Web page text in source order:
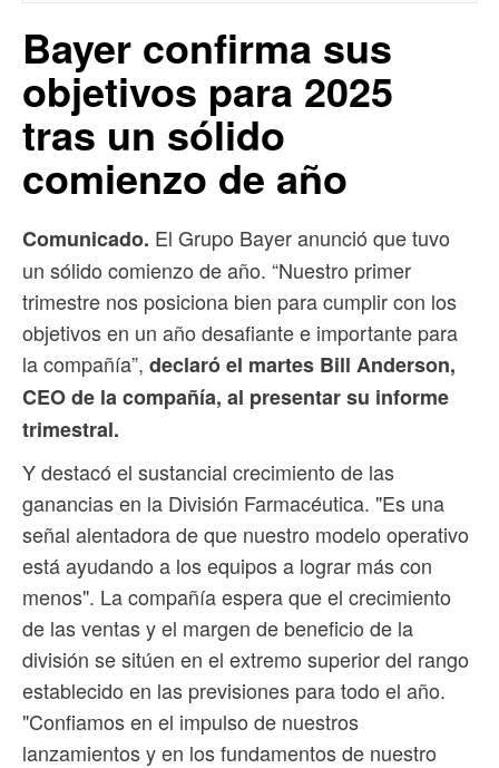
Bayer confirma sus
objetivos para 2025
tras un sólido
comienzo de año
Comunicado. El Grupo Bayer anunció que tuvo
un sólido comienzo de año. “Nuestro primer
trimestre nos posiciona bien para cumplir con los
objetivos en un año desafiante e importante para
la compañía”, declaró el martes Bill Anderson,
CEO de la compañía, al presentar su informe
trimestral.
Y destacó el sustancial crecimiento de las
ganancias en la División Farmacéutica. "Es una
señal alentadora de que nuestro modelo operativo
está ayudando a los equipos a lograr más con
menos". La compañía espera que el crecimiento
de las ventas y el margen de beneficio de la
división se sitúen en el extremo superior del rango
establecido en las previsiones para todo el año.
"Confiamos en el impulso de nuestros
lanzamientos y en los fundamentos de nuestro